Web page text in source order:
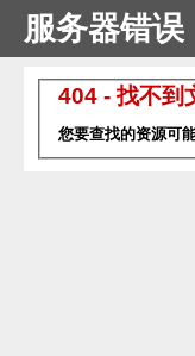
服务器错误
404 - 找不到
您要查找的资源可